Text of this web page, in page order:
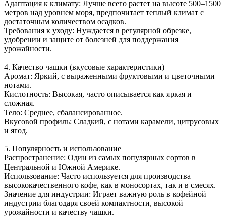
Адаптация к климату: Лучше всего растет на высоте 500–1500
метров над уровнем моря, предпочитает теплый климат с
достаточным количеством осадков.
Требования к уходу: Нуждается в регулярной обрезке,
удобрении и защите от болезней для поддержания
урожайности.
4. Качество чашки (вкусовые характеристики)
Аромат: Яркий, с выраженными фруктовыми и цветочными
нотами.
Кислотность: Высокая, часто описывается как яркая и
сложная.
Тело: Среднее, сбалансированное.
Вкусовой профиль: Сладкий, с нотами карамели, цитрусовых
и ягод.
5. Популярность и использование
Распространение: Один из самых популярных сортов в
Центральной и Южной Америке.
Использование: Часто используется для производства
высококачественного кофе, как в моносортах, так и в смесях.
Значение для индустрии: Играет важную роль в кофейной
индустрии благодаря своей компактности, высокой
урожайности и качеству чашки.